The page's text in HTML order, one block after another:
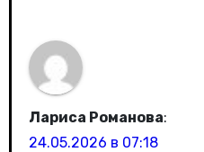
Лариса Романова:
24.05.2026 в 07:18